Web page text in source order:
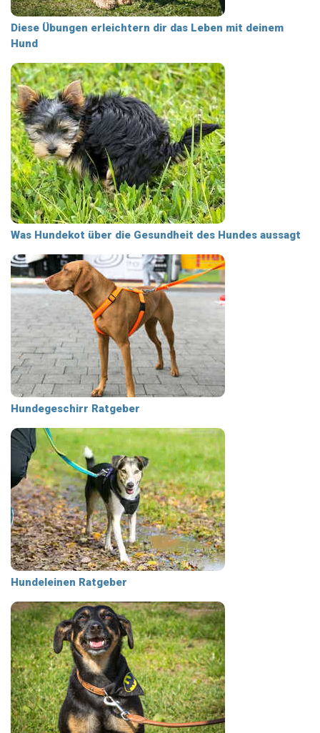
Diese Übungen erleichtern dir das Leben mit deinem
Hund
Was Hundekot über die Gesundheit des Hundes aussagt
Hundegeschirr Ratgeber
Hundeleinen Ratgeber